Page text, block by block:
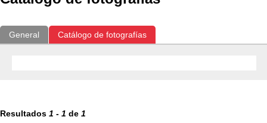
General Catálogo de fotografías
Resultados 1 - 1 de 1